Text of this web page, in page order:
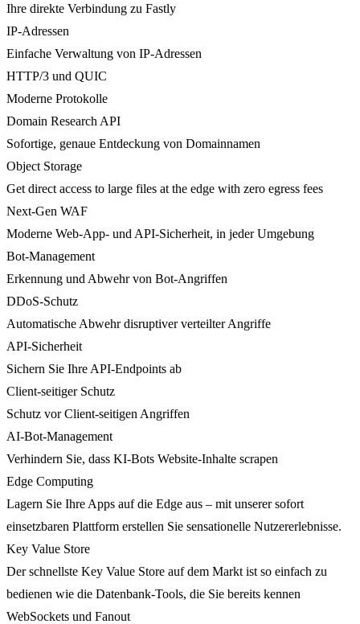
Ihre direkte Verbindung zu Fastly
IP-Adressen
Einfache Verwaltung von IP-Adressen
HTTP/3 und QUIC
Moderne Protokolle
Domain Research API
Sofortige, genaue Entdeckung von Domainnamen
Object Storage
Get direct access to large files at the edge with zero egress fees
Next-Gen WAF
Moderne Web-App- und API-Sicherheit, in jeder Umgebung
Bot-Management
Erkennung und Abwehr von Bot-Angriffen
DDoS-Schutz
Automatische Abwehr disruptiver verteilter Angriffe
API-Sicherheit
Sichern Sie Ihre API-Endpoints ab
Client-seitiger Schutz
Schutz vor Client-seitigen Angriffen
AI-Bot-Management
Verhindern Sie, dass KI-Bots Website-Inhalte scrapen
Edge Computing
Lagern Sie Ihre Apps auf die Edge aus – mit unserer sofort
einsetzbaren Plattform erstellen Sie sensationelle Nutzererlebnisse.
Key Value Store
Der schnellste Key Value Store auf dem Markt ist so einfach zu
bedienen wie die Datenbank-Tools, die Sie bereits kennen
WebSockets und Fanout